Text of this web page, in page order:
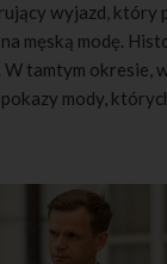
wyjazd, który
na męską modę.
W tamtym okresie,
mody,